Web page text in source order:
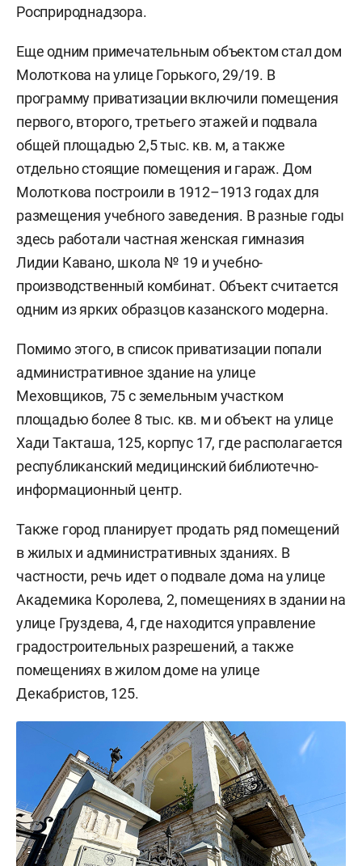
Росприроднадзора.
Еще одним примечательным объектом стал дом
Молоткова на улице Горького, 29/19. В
программу приватизации включили помещения
первого, второго, третьего этажей и подвала
общей площадью 2,5 тыс. кв. м, а также
отдельно стоящие помещения и гараж. Дом
Молоткова построили в 1912–1913 годах для
размещения учебного заведения. В разные годы
здесь работали частная женская гимназия
Лидии Кавано, школа № 19 и учебно-
производственный комбинат. Объект считается
одним из ярких образцов казанского модерна.
Помимо этого, в список приватизации попали
административное здание на улице
Меховщиков, 75 с земельным участком
площадью более 8 тыс. кв. м и объект на улице
Хади Такташа, 125, корпус 17, где располагается
республиканский медицинский библиотечно-
информационный центр.
Также город планирует продать ряд помещений
в жилых и административных зданиях. В
частности, речь идет о подвале дома на улице
Академика Королева, 2, помещениях в здании на
улице Груздева, 4, где находится управление
градостроительных разрешений, а также
помещениях в жилом доме на улице
Декабристов, 125.